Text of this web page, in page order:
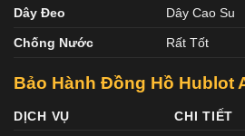
Dây Đeo Dây Cao Su
Chống Nước Rất Tốt
Bảo Hành Đồng Hồ Hublot
DỊCH VỤ
CHI TIẾT